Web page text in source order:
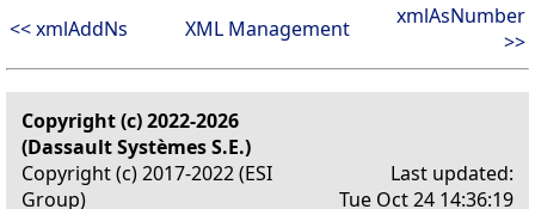
<< xmlAddNs
XML Management
xmlAsNumber
>>
Copyright (c) 2022-2026
(Dassault Systèmes S.E.)
Copyright (c) 2017-2022 (ESI
Group)
Last updated:
Tue Oct 24 14:36:19